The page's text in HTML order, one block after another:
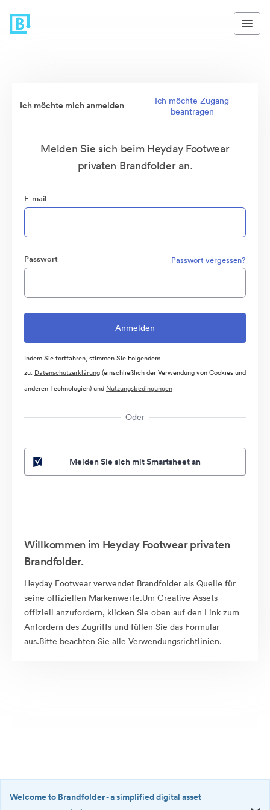
Ich möchte mich anmelden
Ich möchte Zugang
beantragen
Melden Sie sich beim Heyday Footwear
privaten Brandfolder an.
E-mail
Passwort Passwort vergessen?
Indem Sie fortfahren, stimmen Sie Folgendem
zu: Datenschutzerklärung(einschließlich der Verwendung von Cookies und
anderen Technologien) und Nutzungsbedingungen
Oder
Melden Sie sich mit Smartsheet an
Willkommen im Heyday Footwear privaten
Brandfolder.
Heyday Footwear verwendet Brandfolder als Quelle für
seine offiziellen Markenwerte.Um Creative Assets
offiziell anzufordern, klicken Sie oben auf den Link zum
Anfordern des Zugriffs und füllen Sie das Formular
aus.Bitte beachten Sie alle Verwendungsrichtlinien.
Welcome to Brandfolder- a simplified digital asset